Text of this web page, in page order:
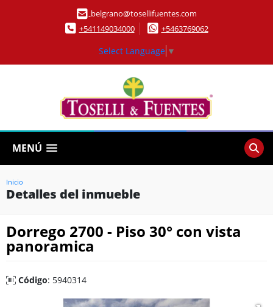
belgrano@tosellifuentes.com
+541149034000
+5463769062
Select Language ▼
MENÚ
Inicio
Detalles del inmueble
Dorrego 2700 - Piso 30° con vista
panoramica
Código: 5940314